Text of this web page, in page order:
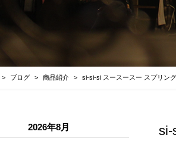
ブログ 商品紹介 si-si-si スースースー スプリン
si-
2026年8月